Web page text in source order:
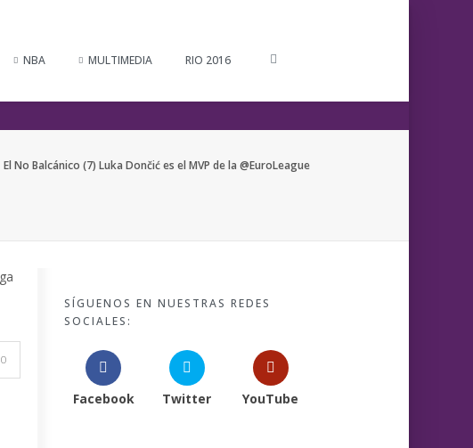
NBA MULTIMEDIA RIO 2016
El No Balcánico (7) Luka Dončić es el MVP de la @EuroLeague
0
SÍGUENOS EN NUESTRAS REDES
SOCIALES:
Facebook Twitter YouTube